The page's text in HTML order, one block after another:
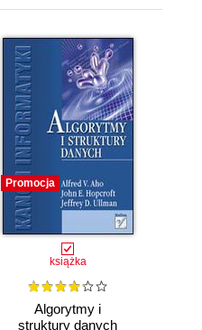
Promocja
książka
Algorytmy i
struktury danych